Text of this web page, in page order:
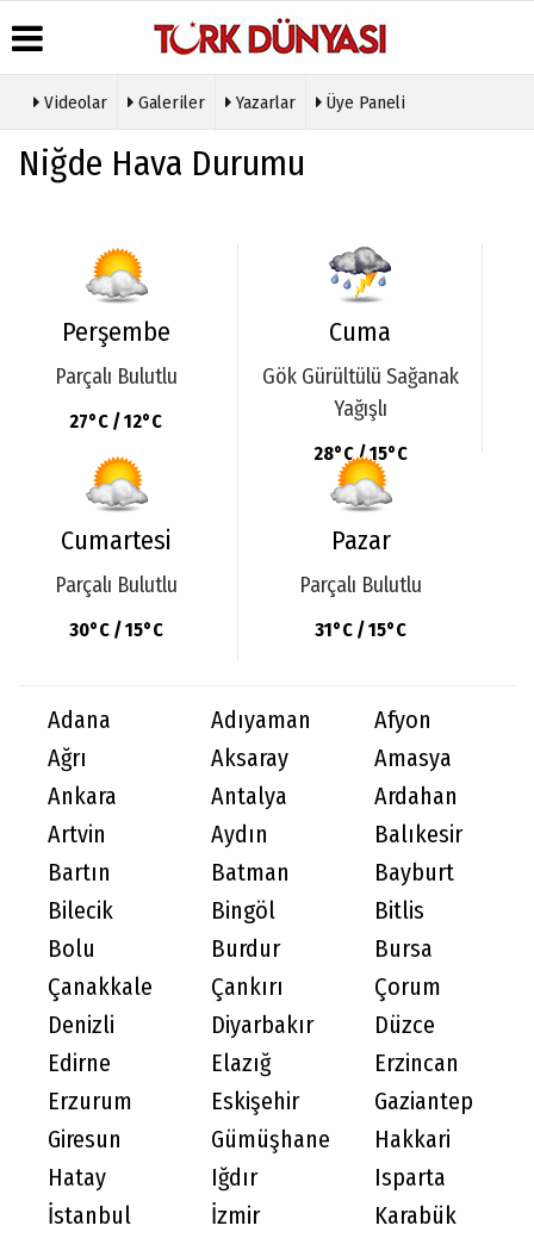
Üye Paneli
Haber
Arşivi
Günün
Haberleri
Durumu
Yazarları
Galeri
Etkinlikler
Videolar Galeriler Yazarlar Üye Paneli
Niğde Hava Durumu
Perşembe
Parçalı Bulutlu
27°C / 12°C
Cuma
Gök Gürültülü Sağanak
Yağışlı
28°C / 15°C
Cumartesi
Parçalı Bulutlu
30°C / 15°C
Pazar
Parçalı Bulutlu
31°C / 15°C
Adana Adıyaman
Afyon
Ağrı
Aksaray
Amasya
Ankara
Antalya
Ardahan
Artvin
Aydın
Balıkesir
Bartın
Batman
Bayburt
Bilecik
Bingöl
Bitlis
Bolu
Burdur
Bursa
Çanakkale
Çankırı
Çorum
Denizli
Diyarbakır
Düzce
Edirne
Elazığ
Erzincan
Erzurum
Eskişehir
Gaziantep
Giresun
Gümüşhane
Hakkari
Hatay
Iğdır
Isparta
İstanbul
İzmir
Karabük